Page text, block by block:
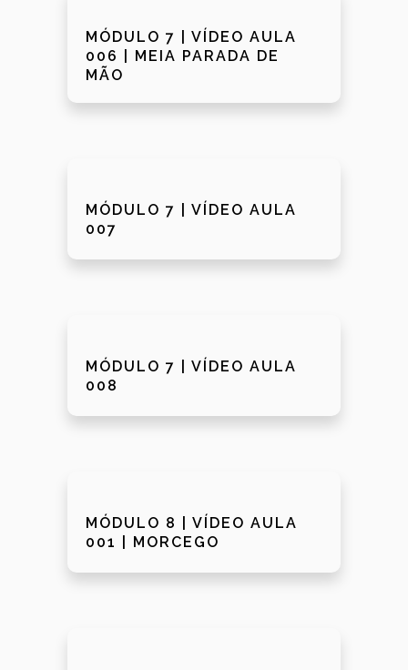
MÓDULO 7 | VÍDEO AULA
006 | MEIA PARADA DE
MÃO
MÓDULO 7 | VÍDEO AULA
007
MÓDULO 7 | VÍDEO AULA
008
MÓDULO 8 | VÍDEO AULA
001 | MORCEGO